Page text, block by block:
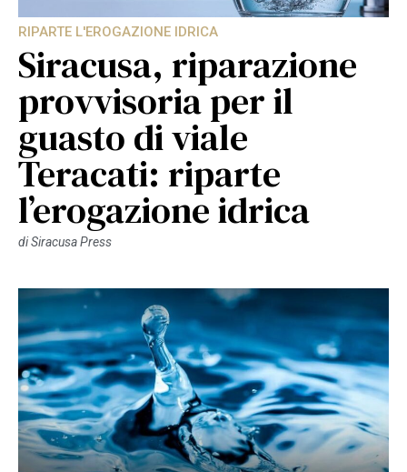
RIPARTE L'EROGAZIONE IDRICA
Siracusa, riparazione
provvisoria per il
guasto di viale
Teracati: riparte
l’erogazione idrica
diSiracusa Press